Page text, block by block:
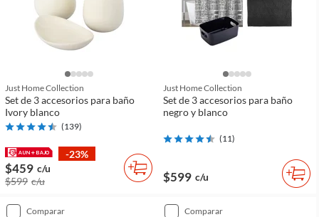
Just Home Collection
Set de 3 accesorios para baño
Ivory blanco
(139)
-23%
$459 c/u
$599 c/u
Just Home Collection
Set de 3 accesorios para baño
negro y blanco
(11)
$599 c/u
comparar comparar